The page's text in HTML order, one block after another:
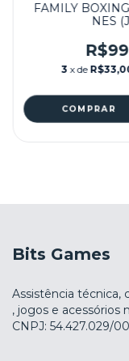
FAMILY
NES
3 x de
Bits Games
Assistência técnica,
, jogos e acessórios
CNPJ: 54.427.029/